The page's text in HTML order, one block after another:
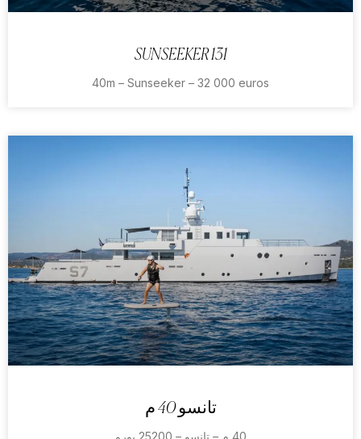
SUNSEEKER 131
40m – Sunseeker – 32 000 euros
تانسو 40 م
40 م – تانسو – 25200 يورو